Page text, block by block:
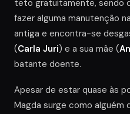
teto gratuitamente, sendo
fazer alguma manutenção
antiga e encontra-se
(Carla Juri) e a sua mãe (
batante doente.
Apesar de estar quase às
Magda surge como alguém